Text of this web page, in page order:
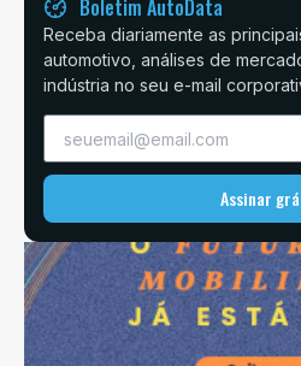
Boletim AutoData
Receba diariamente as
automotivo, análises de
indústria no seu e-mail
Assinar